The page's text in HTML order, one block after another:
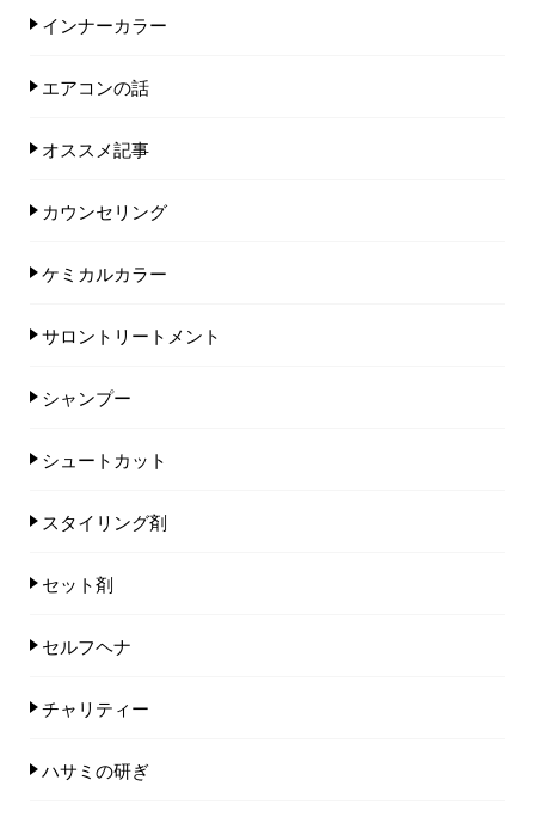
インナーカラー
エアコンの話
オススメ記事
カウンセリング
ケミカルカラー
サロントリートメント
シャンプー
シュートカット
スタイリング剤
セット剤
セルフヘナ
チャリティー
ハサミの研ぎ